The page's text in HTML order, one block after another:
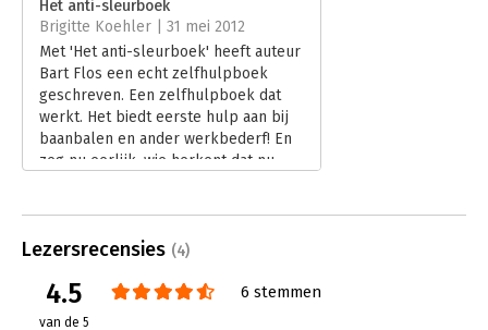
Hoofdrubriek: Werk en loopbaan
Het anti-sleurboek
Brigitte Koehler | 31 mei 2012
Met 'Het anti-sleurboek' heeft auteur
Bart Flos een echt zelfhulpboek
geschreven. Een zelfhulpboek dat
werkt. Het biedt eerste hulp aan bij
baanbalen en ander werkbederf! En
zeg nu eerlijk, wie herkent dat nu
Lezersrecensies (4)
4.5
van de 5
6 stemmen